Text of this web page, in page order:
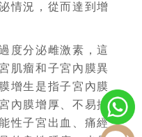
情況，從而達到增
度分泌雌激素，這
肌瘤和子宮內膜異
增生是指子宮內膜
內膜增厚、不易排
性子宮出血、痛經